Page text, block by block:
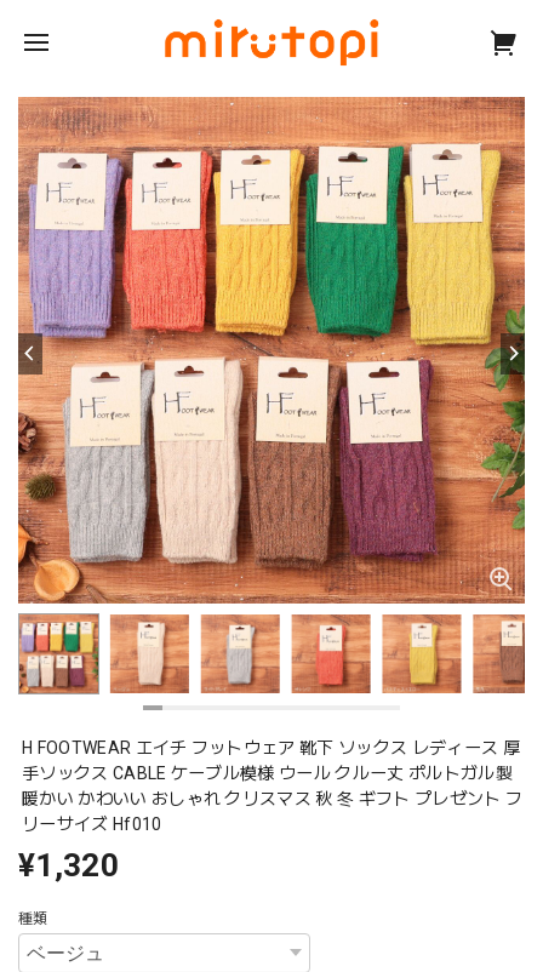
H FOOTWEAR エイチ フットウェア 靴下 ソックス レディース 厚
手ソックス CABLE ケーブル模様 ウール クルー丈 ポルトガル製
暖かい かわいい おしゃれ クリスマス 秋 冬 ギフト プレゼント フ
リーサイズ Hf010
¥1,320
種類